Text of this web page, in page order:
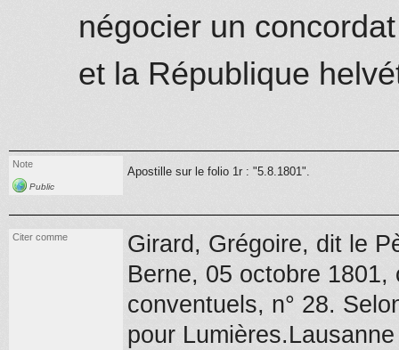
négocier un
et la République
Note
Public
Apostille sur le folio 1r : "5.8.1801".
Citer comme
Girard, Grégoire, dit le
Berne, 05 octobre 1801,
conventuels, n° 28.
pour